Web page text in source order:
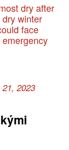
dry after
winter
face
2023